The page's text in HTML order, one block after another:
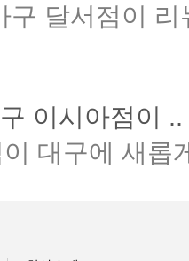
구 달서점이 리
이시아점이 ..
대구에 새롭